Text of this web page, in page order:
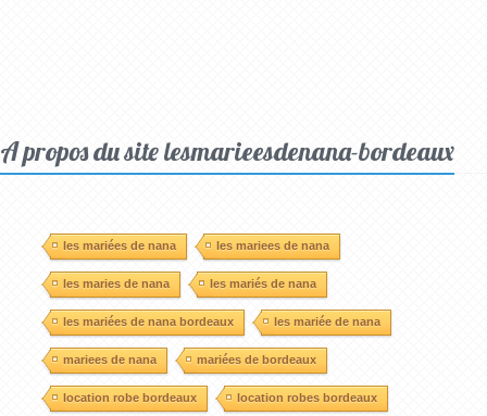
A propos du site lesmarieesdenana-bordeaux
les mariées de nana les mariees de nana
les maries de nana les mariés de nana
les mariées de nana bordeaux les mariée de nana
mariees de nana mariées de bordeaux
location robe bordeaux location robes bordeaux